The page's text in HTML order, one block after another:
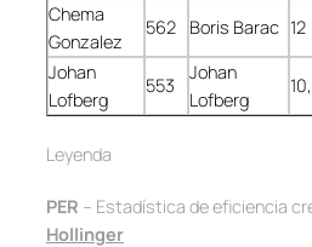
Chema
Gonzalez
562 Boris Barac 12
Johan
Lofberg
553
Johan
Lofberg
Leyenda
PER – Estadística de eficiencia
Hollinger